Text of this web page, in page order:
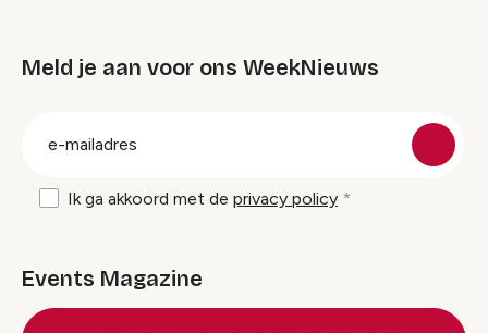
Meld je aan voor ons WeekNieuws
Ik ga akkoord met de privacy policy
Events Magazine